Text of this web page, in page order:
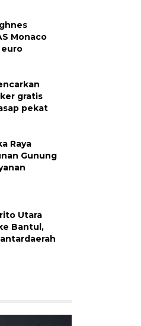
Monaco
euro
gratis
pekat
Raya
Gunung
Utara
Bantul,